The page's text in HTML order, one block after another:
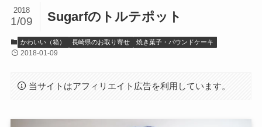
Sugarfのトルテポット
2018
1/09
かわいい（箱） 長崎県のお取り寄せ 焼き菓子・パウンドケーキ
2018-01-09
当サイトはアフィリエイト広告を利用しています。